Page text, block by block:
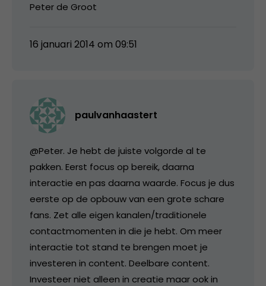
Peter de Groot
16 januari 2014 om 09:51
paulvanhaastert
@Peter. Je hebt de juiste volgorde al te
pakken. Eerst focus op bereik, daarna
interactie en pas daarna waarde. Focus je dus
eerste op de opbouw van een grote schare
fans. Zet alle eigen kanalen/traditionele
contactmomenten in die je hebt. Om meer
interactie tot stand te brengen moet je
investeren in content. Deelbare content.
Investeer niet alleen in creatie maar ook in